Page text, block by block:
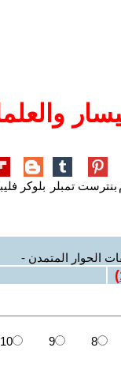
بنترست تمبلر بلوكر
الحوار المتمدن -
)